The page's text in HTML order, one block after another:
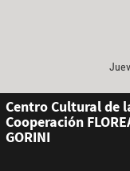
Centro Cultural de
Cooperación
GORINI